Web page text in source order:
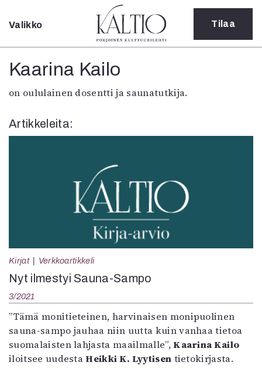
Sulje
Kategoriat
Teatteri
Pääkirjoitus
Paperilehdestä
Oulu2026
Näyttelyt
Musiikki
Levyt
In English
Lehdet
4/2026
Valikko Tilaa
Kaarina Kailo
on oululainen dosentti ja saunatutkija.
Artikkeleita:
Kirjat Verkkoartikkeli
Nyt ilmestyi Sauna-Sampo
3/2021
”Tämä monitieteinen, harvinaisen monipuolinen
sauna-sampo jauhaa niin uutta kuin vanhaa tietoa
suomalaisten lahjasta maailmalle”,Kaarina Kailo
iloitsee uudestaHeikki K. Lyytisen tietokirjasta.